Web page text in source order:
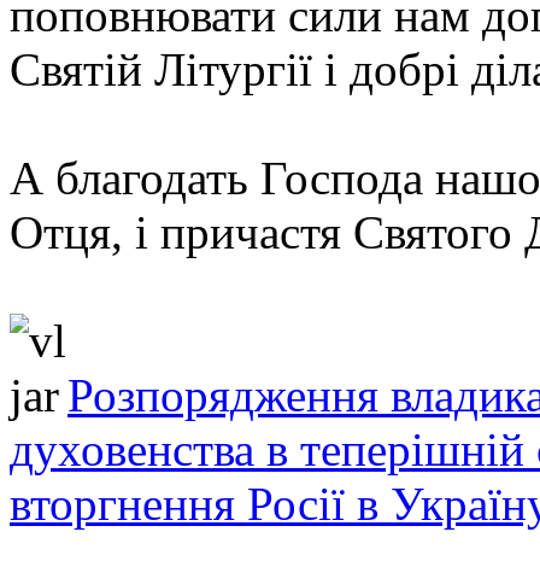
поповнювати сили нам
Святій Літургії і добрі
А благодать Господа
Отця, і причастя Святого
Розпорядження
духовенства в теперішній
вторгнення Росії в